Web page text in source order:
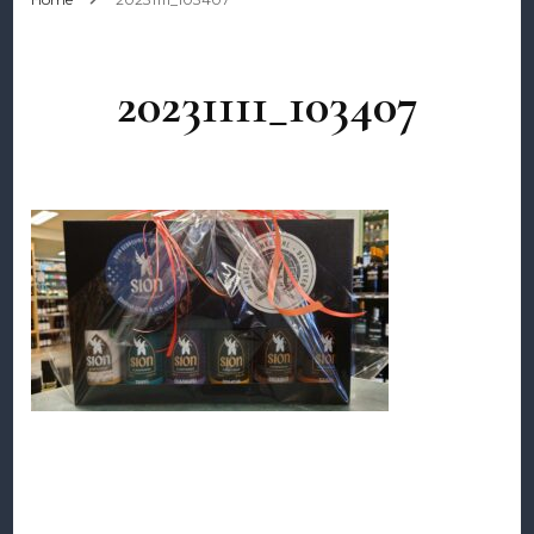
20231111_103407